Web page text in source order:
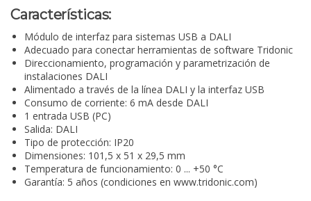
Características:
Módulo de interfaz para sistemas USB a DALI
Adecuado para conectar herramientas de software Tridonic
Direccionamiento, programación y parametrización de
instalaciones DALI
Alimentado a través de la línea DALI y la interfaz USB
Consumo de corriente: 6 mA desde DALI
1 entrada USB (PC)
Salida: DALI
Tipo de protección: IP20
Dimensiones: 101,5 x 51 x 29,5 mm
Temperatura de funcionamiento: 0 ... +50 °C
Garantía: 5 años (condiciones en www.tridonic.com)